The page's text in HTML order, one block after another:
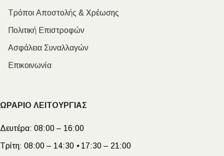
Τρόποι Αποστολής & Χρέωσης
Πολιτική Επιστροφών
Ασφάλεια Συναλλαγών
Επικοινωνία
ΩΡΑΡΙΟ ΛΕΙΤΟΥΡΓΙΑΣ
Δευτέρα: 08:00 – 16:00
Τρίτη: 08:00 – 14:30 •17:30 – 21:00